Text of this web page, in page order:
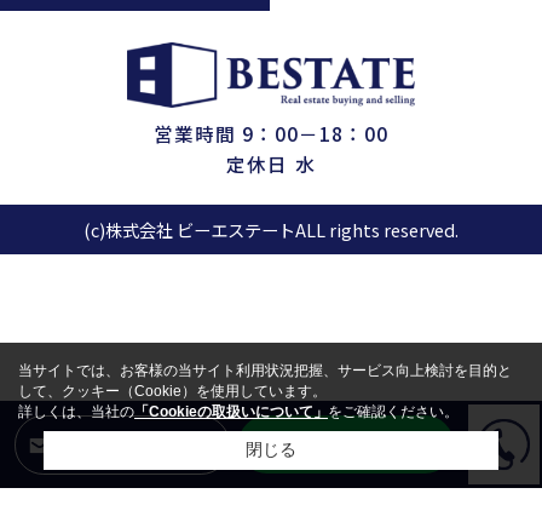
営業時間 9：00－18：00
定休日 水
(c)株式会社 ビーエステートALL rights reserved.
LINEからお問合せ
当サイトでは、お客様の当サイト利用状況把握、サービス向上検討を目的と
して、クッキー（Cookie）を使用しています。
詳しくは、当社の「Cookieの取扱いについて」をご確認ください。
閉じる